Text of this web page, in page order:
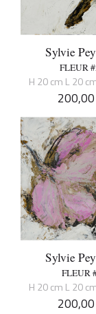
Sylvie
FLEUR
H 20 cm L 20
200,00
Sylvie
FLEUR
H 20 cm L 20
200,00